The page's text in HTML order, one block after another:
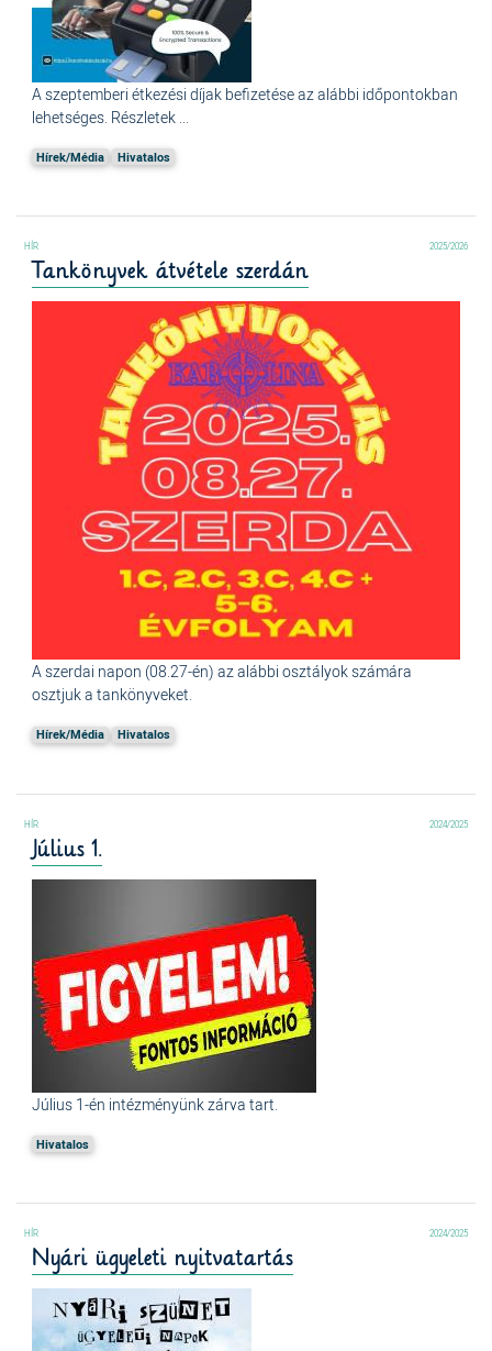
A szeptemberi étkezési díjak befizetése az alábbi időpontokban
lehetséges. Részletek ...
Hírek/Média Hivatalos
2025/2026
Tankönyvek átvétele szerdán
A szerdai napon (08.27-én) az alábbi osztályok számára
osztjuk a tankönyveket.
Hírek/Média Hivatalos
2024/2025
Július 1.
Július 1-én intézményünk zárva tart.
Hivatalos
2024/2025
Nyári ügyeleti nyitvatartás